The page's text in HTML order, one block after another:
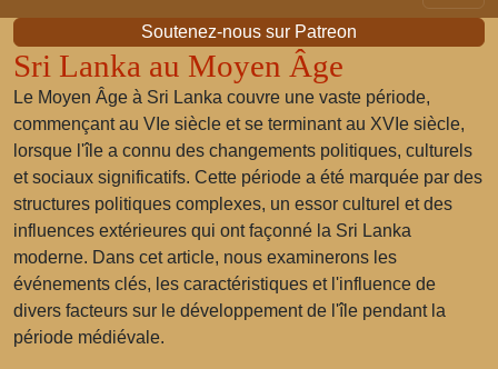
Soutenez-nous sur Patreon
Sri Lanka au Moyen Âge
Le Moyen Âge à Sri Lanka couvre une vaste période,
commençant au VIe siècle et se terminant au XVIe siècle,
lorsque l'île a connu des changements politiques, culturels
et sociaux significatifs. Cette période a été marquée par des
structures politiques complexes, un essor culturel et des
influences extérieures qui ont façonné la Sri Lanka
moderne. Dans cet article, nous examinerons les
événements clés, les caractéristiques et l'influence de
divers facteurs sur le développement de l'île pendant la
période médiévale.